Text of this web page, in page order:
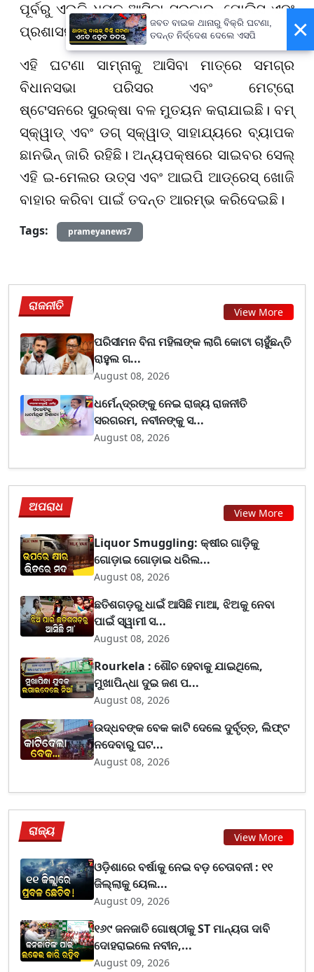
ପୂର୍ବରୁ ଏଭଳି ଧମକ ଆସିବା ସରକାର, ପୋଲିସ ଏବଂ
ପ୍ରଶାସନର ନିଦ ହଜାଇ ଦେଇଛି।
ଏହି ଘଟଣା ସାମ୍ନାକୁ ଆସିବା ମାତ୍ରେ ସମଗ୍ର
ବିଧାନସଭା ପରିସର ଏବଂ ମେଟ୍ରୋ
ଷ୍ଟେସନରେ ସୁରକ୍ଷା ବଳ ମୁତୟନ କରାଯାଇଛି। ବମ୍
ସ୍କ୍ୱାଡ୍ ଏବଂ ଡଗ୍ ସ୍କ୍ୱାଡ୍ ସାହାଯ୍ୟରେ ବ୍ୟାପକ
ଛାନଭିନ୍ ଜାରି ରହିଛି। ଅନ୍ୟପକ୍ଷରେ ସାଇବର ସେଲ୍
ଏହି ଇ-ମେଲର ଉତ୍ସ ଏବଂ ଆଇପି ଆଡ୍ରେସ୍ ଖୋଜି
ବାହାର କରିବା ପାଇଁ ତଦନ୍ତ ଆରମ୍ଭ କରିଦେଇଛି।
Tags:
prameyanews7
ରାଜନୀତି View More
ପରିସୀମନ ବିନା ମହିଳାଙ୍କ ଲାଗି କୋଟା ଚାହୁଁଛନ୍ତି
ରାହୁଲ ଗ...
August 08, 2026
ଧର୍ମେନ୍ଦ୍ରଙ୍କୁ ନେଇ ରାଜ୍ୟ ରାଜନୀତି
ସରଗରମ, ନବୀନଙ୍କୁ ସ...
August 08, 2026
ଅପରାଧ View More
Liquor Smuggling: କ୍ଷୀର ଗାଡ଼ିକୁ
ଗୋଡ଼ାଇ ଗୋଡ଼ାଇ ଧରିଲ...
August 08, 2026
ଛତିଶଗଡ଼ରୁ ଧାଇଁ ଆସିଛି ମାଆ, ଝିଅକୁ ନେବା
ପାଇଁ ସ୍ୱାମୀ ସ...
August 08, 2026
Rourkela : ଶୌଚ ହେବାକୁ ଯାଇଥିଲେ,
ମୁଖାପିନ୍ଧା ଦୁଇ ଜଣ ପ...
August 08, 2026
ଉଦ୍ଧବଙ୍କ ବେକ କାଟି ଦେଲେ ଦୁର୍ବୃତ୍ତ, ଲିଫ୍ଟ
ନଦେବାରୁ ଘଟ...
August 08, 2026
ରାଜ୍ୟ View More
ଓଡ଼ିଶାରେ ବର୍ଷାକୁ ନେଇ ବଡ଼ ଚେତାବନୀ : ୧୧
ଜିଲ୍ଲାକୁ ୟେଲ...
August 09, 2026
୧୬୯ ଜନଜାତି ଗୋଷ୍ଠୀକୁ ST ମାନ୍ୟତା ଦାବି
ଦୋହରାଇଲେ ନବୀନ,...
August 09, 2026
×
ଜବତ ବାଇକ ଥାନାରୁ ବିକ୍ରି ଘଟଣା,
ତଦନ୍ତ ନିର୍ଦ୍ଦେଶ ଦେଲେ ଏସପି